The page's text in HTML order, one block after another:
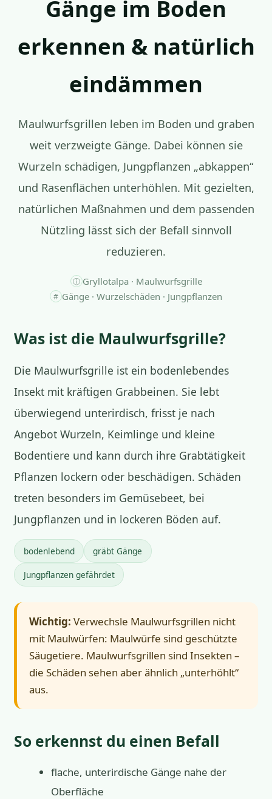
Gänge im Boden
erkennen & natürlich
eindämmen
Maulwurfsgrillen leben im Boden und graben
weit verzweigte Gänge. Dabei können sie
Wurzeln schädigen, Jungpflanzen „abkappen“
und Rasenflächen unterhöhlen. Mit gezielten,
natürlichen Maßnahmen und dem passenden
Nützling lässt sich der Befall sinnvoll
reduzieren.
ⓘ Gryllotalpa · Maulwurfsgrille
# Gänge · Wurzelschäden · Jungpflanzen
Was ist die Maulwurfsgrille?
Die Maulwurfsgrille ist ein bodenlebendes
Insekt mit kräftigen Grabbeinen. Sie lebt
überwiegend unterirdisch, frisst je nach
Angebot Wurzeln, Keimlinge und kleine
Bodentiere und kann durch ihre Grabtätigkeit
Pflanzen lockern oder beschädigen. Schäden
treten besonders im Gemüsebeet, bei
Jungpflanzen und in lockeren Böden auf.
bodenlebend gräbt Gänge
Jungpflanzen gefährdet
Wichtig: Verwechsle Maulwurfsgrillen nicht
mit Maulwürfen: Maulwürfe sind geschützte
Säugetiere. Maulwurfsgrillen sind Insekten –
die Schäden sehen aber ähnlich „unterhöhlt“
aus.
So erkennst du einen Befall
flache, unterirdische Gänge nahe der
Oberfläche